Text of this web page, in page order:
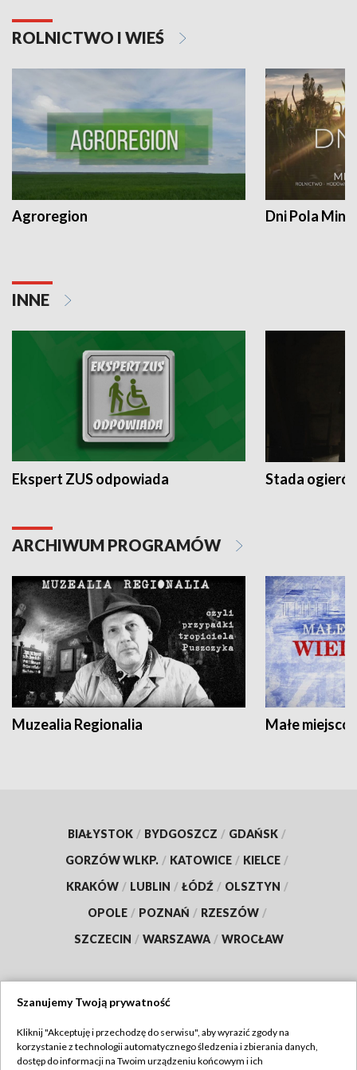
ROLNICTWO I WIEŚ
Agroregion Dni Pola
INNE
Ekspert ZUS odpowiada Stada
ARCHIWUM PROGRAMÓW
Muzealia Regionalia Małe
BIAŁYSTOK / BYDGOSZCZ / GDAŃSK /
GORZÓW WLKP. / KATOWICE / KIELCE /
KRAKÓW / LUBLIN / ŁÓDŹ / OLSZTYN /
OPOLE / POZNAŃ / RZESZÓW /
SZCZECIN / WARSZAWA / WROCŁAW
TVP
Szanujemy Twoją prywatność
Kliknij "Akceptuję i przechodzę do serwisu", aby wyrazić zgody na
korzystanie z technologii automatycznego śledzenia i zbierania danych,
dostęp do informacji na Twoim urządzeniu końcowym i ich